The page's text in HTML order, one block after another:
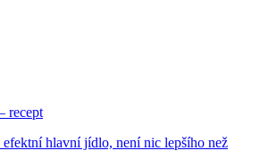
recept
efektní hlavní jídlo, není nic lepšího než